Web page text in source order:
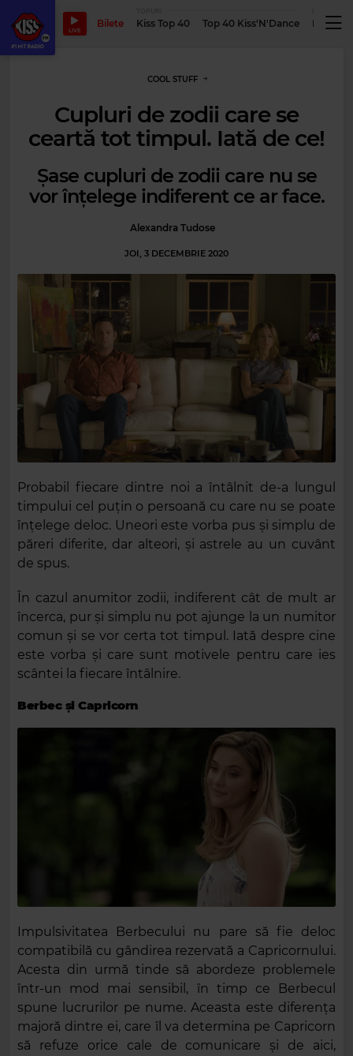
LIVE
Bilete Kiss Top 40 Top 40 Kiss'N'Dance
COOL STUFF
Cupluri de zodii care se
ceartă tot timpul. Iată de ce!
Șase cupluri de zodii care nu se
vor înțelege indiferent ce ar face.
Alexandra Tudose
JOI, 3 DECEMBRIE 2020
Probabil fiecare dintre noi a întâlnit de-a lungul
timpului cel puțin o persoană cu care nu se poate
înțelege deloc. Uneori este vorba pus și simplu de
păreri diferite, dar alteori, și astrele au un cuvânt
de spus.
În cazul anumitor zodii, indiferent cât de mult ar
încerca, pur și simplu nu pot ajunge la un numitor
comun și se vor certa tot timpul. Iată despre cine
este vorba și care sunt motivele pentru care ies
scântei la fiecare întâlnire.
Berbec și Capricorn
Impulsivitatea Berbecului nu pare să fie deloc
compatibilă cu gândirea rezervată a Capricornului.
Acesta din urmă tinde să abordeze problemele
într-un mod mai sensibil, în timp ce Berbecul
spune lucrurilor pe nume. Aceasta este diferența
majoră dintre ei, care îl va determina pe Capricorn
să refuze orice cale de comunicare și de aici,